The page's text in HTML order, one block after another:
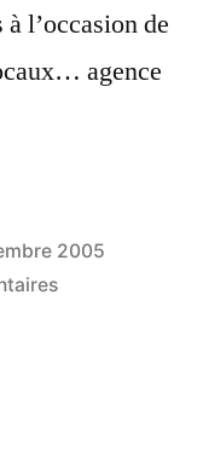
l’occasion de
agence
2005
sur